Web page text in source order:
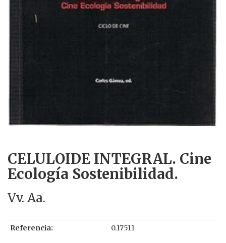
CELULOIDE INTEGRAL. Cine
Ecología Sostenibilidad.
Vv. Aa.
Referencia: 0.17511